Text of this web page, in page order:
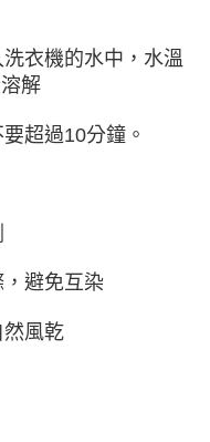
衣機的水中，水溫
解
超過10分鐘。
避免互染
風乾